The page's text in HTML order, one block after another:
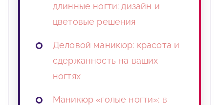
длинные ногти: дизайн и
цветовые решения
Деловой маникюр: красота и
сдержанность на ваших
ногтях
Маникюр «голые ногти»: в